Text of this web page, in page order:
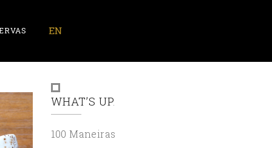
WHAT’S UP
100 Maneiras